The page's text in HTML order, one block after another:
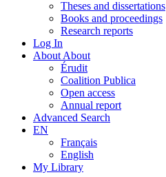
Theses and dissertations
Books and proceedings
Research reports
Log In
About About
Érudit
Coalition Publica
Open access
Annual report
Advanced Search
EN
Français
English
My Library